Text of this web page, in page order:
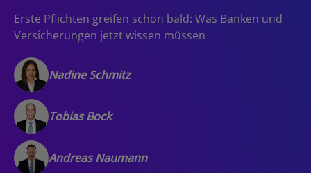
Erste Pflichten greifen schon bald: Was Banken und
Versicherungen jetzt wissen müssen
Nadine Schmitz
Tobias Bock
Andreas Naumann